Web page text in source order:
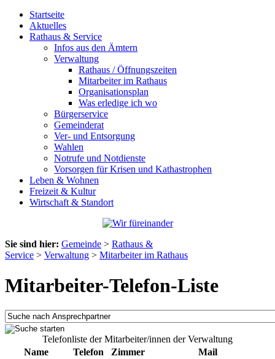
Startseite
Aktuelles
Rathaus & Service
Infos aus den Ämtern
Verwaltung
Rathaus / Öffnungszeiten
Mitarbeiter im Rathaus
Organisationsplan
Was erledige ich wo
Bürgerservice
Gemeinderat
Ver- und Entsorgung
Wahlen
Notrufe und Notdienste
Vorsorgen für Krisen und Kathastrophen
Leben & Wohnen
Freizeit & Kultur
Wirtschaft & Standort
Sie sind hier: Gemeinde > Rathaus &
Service > Verwaltung > Mitarbeiter im Rathaus
Mitarbeiter-Telefon-Liste
Telefonliste der Mitarbeiter/innen der Verwaltung
Name
Telefon Zimmer
Mail